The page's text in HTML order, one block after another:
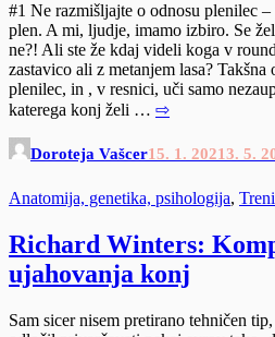
#1 Ne razmišljajte o odnosu plenilec
plen. A mi, ljudje, imamo izbiro. Se
ne?! Ali ste že kdaj videli koga v
zastavico ali z metanjem lasa? Takšna
plenilec, in , v resnici, uči samo
katerega konj želi … ⇨
Doroteja Vašcer15. 1. 20213. 5.
Anatomija, genetika, psihologija,
Richard Winters:
ujahovanja konj
Sam sicer nisem pretirano tehničen